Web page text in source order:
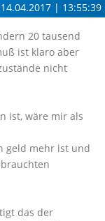
14.04.2017 | 13:55:39
20 tausend
ist klaro aber
nicht
ist, wäre mir als
geld mehr ist und
das der